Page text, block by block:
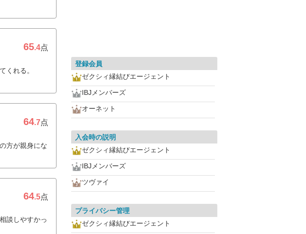
65.4点
くれる。
64.7点
方が親身にな
64.5点
談しやすかっ
登録会員
ゼクシィ縁結びエージェント
IBJメンバーズ
オーネット
入会時の説明
ゼクシィ縁結びエージェント
IBJメンバーズ
ツヴァイ
プライバシー管理
ゼクシィ縁結びエージェント